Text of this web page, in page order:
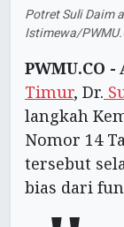
Potret Suli Daim
Istimewa/
PWMU.CO -
Timur, Dr.
langkah
Nomor 14
tersebut
bias dari